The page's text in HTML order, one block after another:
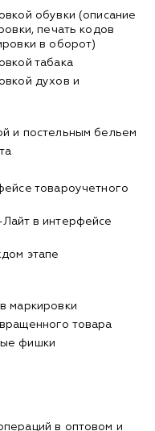
обувки (описание
печать кодов
в оборот)
табака
духов и
и постельным бельем
товароучетного
в интерфейсе
этапе
маркировки
товара
фишки
в оптовом и